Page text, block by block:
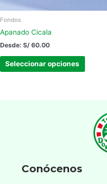
Fondos
Apanado Cicala
Desde: S/ 60.00
Seleccionar opciones
Conócenos